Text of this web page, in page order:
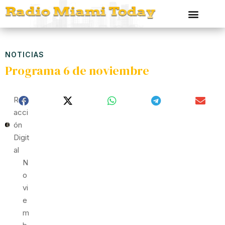
NOTICIAS
Programa 6 de noviembre
Red
Acci
Ón
Digit
Al
N
O
Vi
E
M